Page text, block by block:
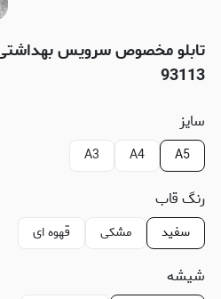
93113
سایز
A5
A4
A3
رنگ قاب
سفید مشکی قهوه ای
شیشه